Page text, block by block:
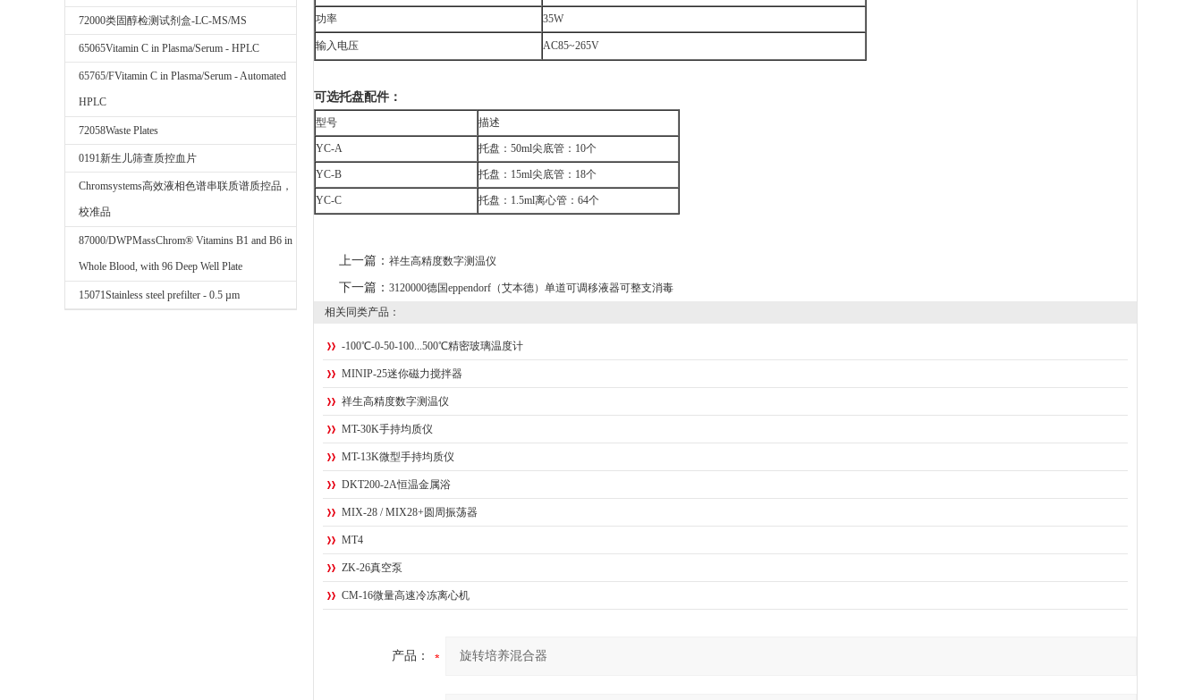
72000类固醇检测试剂盒-LC-MS/MS
65065Vitamin C in Plasma/Serum - HPLC
65765/FVitamin C in Plasma/Serum - Automated
HPLC
72058Waste Plates
0191新生儿筛查质控血片
Chromsystems高效液相色谱串联质谱质控品，
校准品
87000/DWPMassChrom® Vitamins B1 and B6 in
Whole Blood, with 96 Deep Well Plate
15071Stainless steel prefilter - 0.5 µm
功率 35W
输入电压 AC85~265V
可选托盘配件：
型号 描述
YC-A 托盘：50ml尖底管：10个
YC-B 托盘：15ml尖底管：18个
YC-C 托盘：1.5ml离心管：64个
上一篇： 祥生高精度数字测温仪
下一篇： 3120000德国eppendorf（艾本德）单道可调移液器可整支消毒
相关同类产品：
-100℃-0-50-100...500℃精密玻璃温度计
MINIP-25迷你磁力搅拌器
祥生高精度数字测温仪
MT-30K手持均质仪
MT-13K微型手持均质仪
DKT200-2A恒温金属浴
MIX-28 / MIX28+圆周振荡器
MT4
ZK-26真空泵
CM-16微量高速冷冻离心机
产品：